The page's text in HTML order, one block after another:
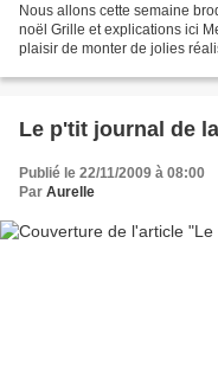
Nous allons cette semaine
noël Grille et explications ici
plaisir de monter de jolies
Le p'tit journal de
Publié le 22/11/2009 à 08:00
Par Aurelle